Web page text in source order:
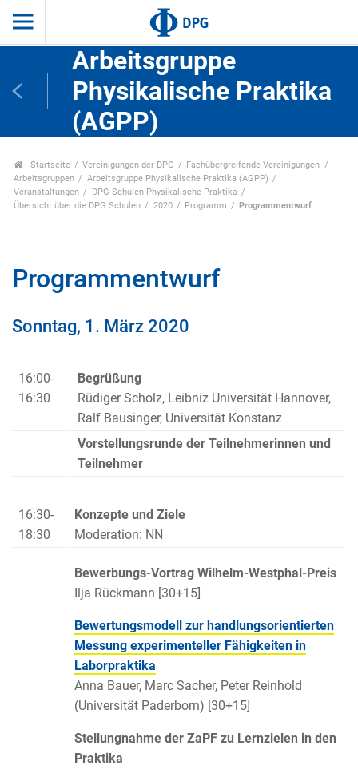
Arbeitsgruppe
Physikalische Praktika
(AGPP)
Startseite Vereinigungen der DPG
Fachübergreifende Vereinigungen
Arbeitsgruppen
Arbeitsgruppe Physikalische Praktika (AGPP)
Veranstaltungen
DPG-Schulen Physikalische Praktika
Übersicht über die DPG Schulen
2020 Programm Programmentwurf
Programmentwurf
Sonntag, 1. März 2020
16:00-
16:30
Begrüßung
Rüdiger Scholz, Leibniz Universität Hannover,
Ralf Bausinger, Universität Konstanz
Vorstellungsrunde der Teilnehmerinnen und
Teilnehmer
16:30-
18:30
Konzepte und Ziele
Moderation: NN
Bewerbungs-Vortrag Wilhelm-Westphal-Preis
Ilja Rückmann [30+15]
Bewertungsmodell zur handlungsorientierten
Messung experimenteller Fähigkeiten in
Laborpraktika
Anna Bauer, Marc Sacher, Peter Reinhold
(Universität Paderborn) [30+15]
Stellungnahme der ZaPF zu Lernzielen in den
Praktika